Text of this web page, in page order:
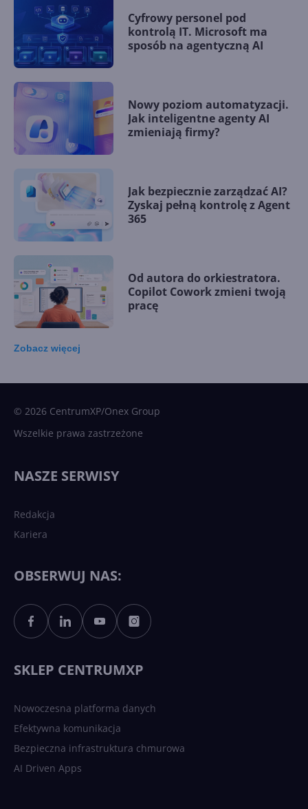
Cyfrowy personel pod
kontrolą IT. Microsoft ma
sposób na agentyczną AI
Nowy poziom automatyzacji.
Jak inteligentne agenty AI
zmieniają firmy?
Jak bezpiecznie zarządzać AI?
Zyskaj pełną kontrolę z Agent
365
Od autora do orkiestratora.
Copilot Cowork zmieni twoją
pracę
Sztuczna inteligencja po
polsku. Dość barier
Zobacz więcej
© 2026 CentrumXP/Onex Group
Wszelkie prawa zastrzeżone
NASZE SERWISY
Redakcja
Kariera
OBSERWUJ NAS:
SKLEP CENTRUMXP
Nowoczesna platforma danych
Efektywna komunikacja
Bezpieczna infrastruktura chmurowa
AI Driven Apps